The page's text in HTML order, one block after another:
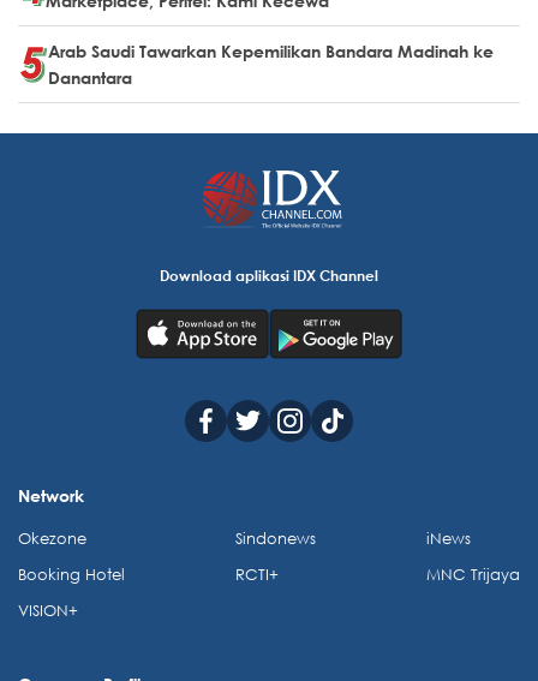
Arab Saudi Tawarkan Kepemilikan Bandara Madinah ke
Danantara
Download aplikasi IDX Channel
Network
Okezone
Booking Hotel
VISION+
Sindonews
RCTI+
iNews
MNC Trijaya